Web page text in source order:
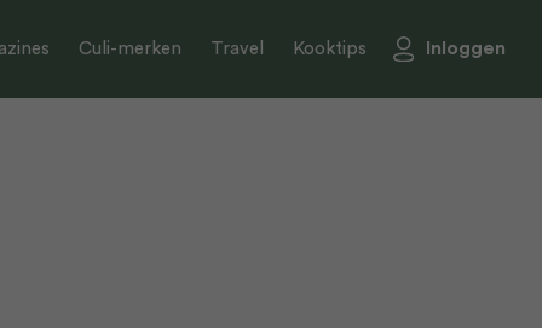
Culi-merken Travel Kooktips Inloggen